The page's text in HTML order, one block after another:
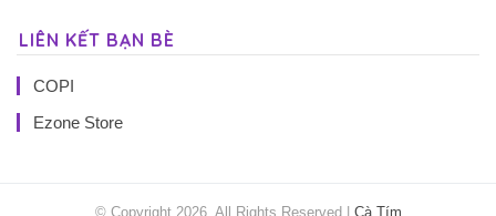
LIÊN KẾT BẠN BÈ
COPI
Ezone Store
© Copyright 2026, All Rights Reserved | Cà Tím